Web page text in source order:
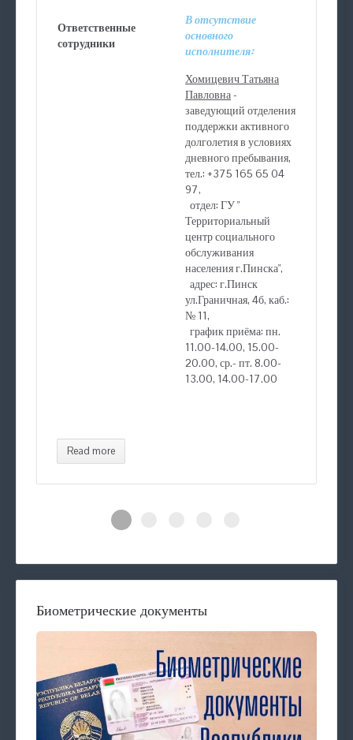
Ответственные
сотрудники
В отсутствие
основного
исполнителя:
Хомицевич Татьяна
Павловна-
заведующий отделения
поддержки активного
долголетия в условиях
дневного пребывания,
тел.: +375 165 65 04
97,
отдел: ГУ "
Территориальный
центр социального
обслуживания
населения г.Пинска",
адрес: г.Пинск
ул.Граничная, 4б, каб.:
№ 11,
график приёма: пн.
11.00-14.00, 15.00-
20.00, ср.- пт. 8.00-
13.00, 14.00-17.00
Read more
Биометрические документы